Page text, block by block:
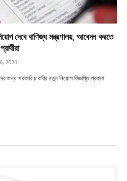
দেবে বাণিজ্য মন্ত্রণালয়, আবেদন করতে
2026
জন্য সরকারি চাকরির নতুন নিয়োগ বিজ্ঞপ্তি প্রকাশ